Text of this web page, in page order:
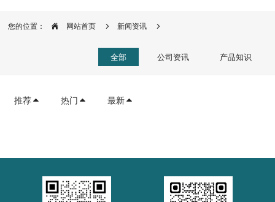
您的位置： 网站首页 新闻资讯
全部 公司资讯 产品知识
推荐 热门 最新